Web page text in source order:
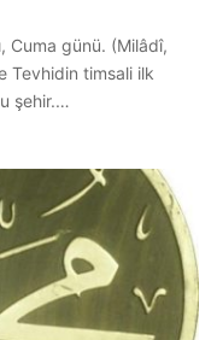
Cuma günü. (Milâdî,
Tevhidin timsali ilk
şehir.…